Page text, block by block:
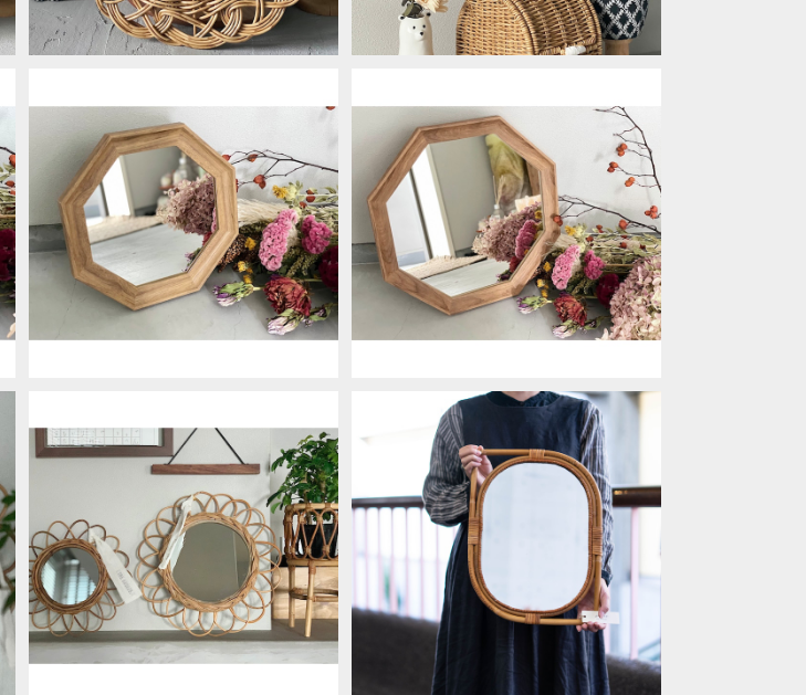
開運UP⇮にぴったりな八角形ミラー
Mサイズ
¥3,520
SOLD OUT
開運UP⇮にぴったりな八角形ミラー L
サイズ
¥4,950
THE AROROG フラワーミラー L siz
e
¥3,080
SOLD OUT
JUGLAS(ユグラ) リーフミラー
¥5,280
SOLD OUT